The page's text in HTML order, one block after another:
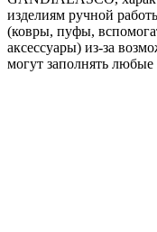
изделиям ручной
(ковры, пуфы,
аксессуары) из-за
могут заполнять любые